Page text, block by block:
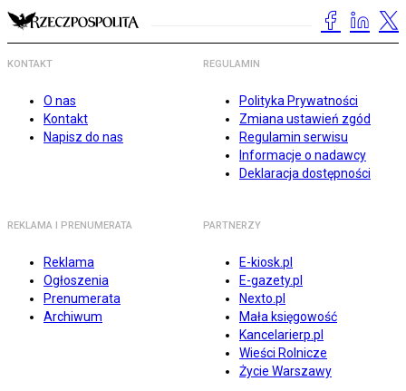
KONTAKT
O nas
Kontakt
Napisz do nas
REGULAMIN
Polityka Prywatności
Zmiana ustawień zgód
Regulamin serwisu
Informacje o nadawcy
Deklaracja dostępności
REKLAMA I PRENUMERATA
Reklama
Ogłoszenia
Prenumerata
Archiwum
PARTNERZY
E-kiosk.pl
E-gazety.pl
Nexto.pl
Mała księgowość
Kancelarierp.pl
Wieści Rolnicze
Życie Warszawy